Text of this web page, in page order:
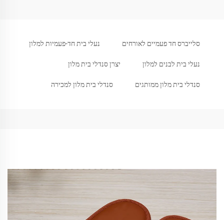
סלייברס חד פעמיים לאורחים נעלי בית חד-פעמיות למלון
נעלי בית לבנים למלון יצרן סנדלי בית מלון
סנדלי בית מלון ממותגים סנדלי בית מלון למכירה